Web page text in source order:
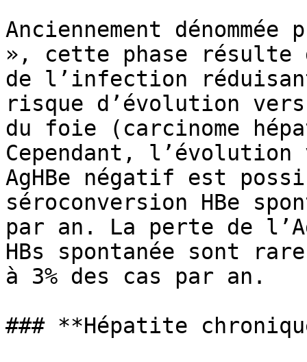
Anciennement
», cette phase résulte
de l’infection
risque d’évolution
du foie (carcinome
Cependant,
AgHBe négatif est
séroconversion HBe
par an. La perte de
HBs spontanée sont
à 3% des cas par an.
### **Hépatite